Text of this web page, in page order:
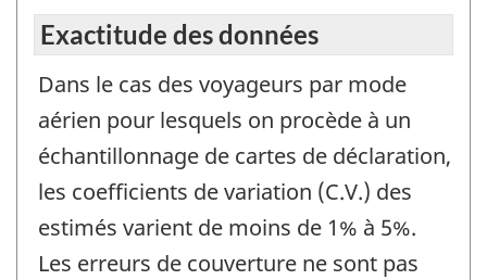
Exactitude des données
Dans le cas des voyageurs par mode
aérien pour lesquels on procède à un
échantillonnage de cartes de déclaration,
les coefficients de variation (C.V.) des
estimés varient de moins de 1% à 5%.
Les erreurs de couverture ne sont pas